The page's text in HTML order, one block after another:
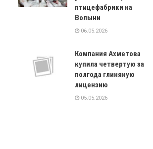
птицефабрики на
Волыни
06.05.2026
Компания Ахметова
купила четвертую за
полгода глиняную
лицензию
05.05.2026